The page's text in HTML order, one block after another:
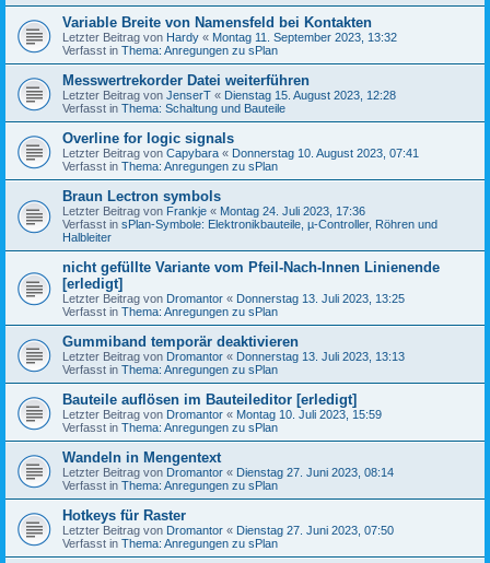
Variable Breite von Namensfeld bei Kontakten
Letzter Beitrag von Hardy « Montag 11. September 2023, 13:32
Verfasst in Thema: Anregungen zu sPlan
Messwertrekorder Datei weiterführen
Letzter Beitrag von JenserT « Dienstag 15. August 2023, 12:28
Verfasst in Thema: Schaltung und Bauteile
Overline for logic signals
Letzter Beitrag von Capybara « Donnerstag 10. August 2023, 07:41
Verfasst in Thema: Anregungen zu sPlan
Braun Lectron symbols
Letzter Beitrag von Frankje « Montag 24. Juli 2023, 17:36
Verfasst in sPlan-Symbole: Elektronikbauteile, µ-Controller, Röhren und
Halbleiter
nicht gefüllte Variante vom Pfeil-Nach-Innen Linienende
[erledigt]
Letzter Beitrag von Dromantor « Donnerstag 13. Juli 2023, 13:25
Verfasst in Thema: Anregungen zu sPlan
Gummiband temporär deaktivieren
Letzter Beitrag von Dromantor « Donnerstag 13. Juli 2023, 13:13
Verfasst in Thema: Anregungen zu sPlan
Bauteile auflösen im Bauteileditor [erledigt]
Letzter Beitrag von Dromantor « Montag 10. Juli 2023, 15:59
Verfasst in Thema: Anregungen zu sPlan
Wandeln in Mengentext
Letzter Beitrag von Dromantor « Dienstag 27. Juni 2023, 08:14
Verfasst in Thema: Anregungen zu sPlan
Hotkeys für Raster
Letzter Beitrag von Dromantor « Dienstag 27. Juni 2023, 07:50
Verfasst in Thema: Anregungen zu sPlan